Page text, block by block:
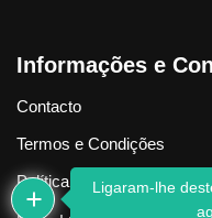
Informações e
Contacto
Termos e Condições
Política de Privacidade
Ligaram-lhe